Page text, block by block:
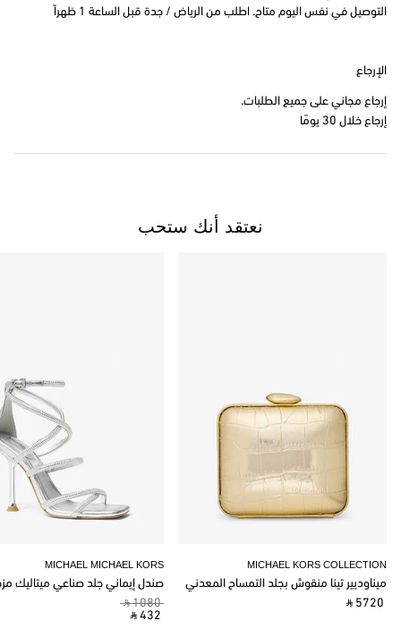
التوصيل في نفس اليوم متاح. اطلب من الرياض / جدة قبل الساعة 1 ظهراً
الإرجاع
إرجاع مجاني على جميع الطلبات.
إرجاع خلال 30 يومًا
نعتقد أنك ستحب
MICHAEL MICHAEL KORS
صندل إيماني جلد صناعي ميتاليك
‎ ⃁ 1080 ‎
‎ ⃁ 432 ‎
MICHAEL KORS COLLECTION
ميناوديير تينا منقوش بجلد التمساح المعدني
‎ ⃁ 5720 ‎